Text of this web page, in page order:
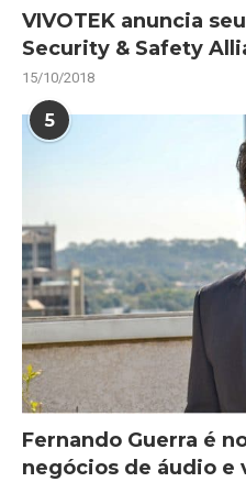
VIVOTEK anuncia
Security & Safety
15/10/2018
5
Fernando Guerra é
negócios de áudio e